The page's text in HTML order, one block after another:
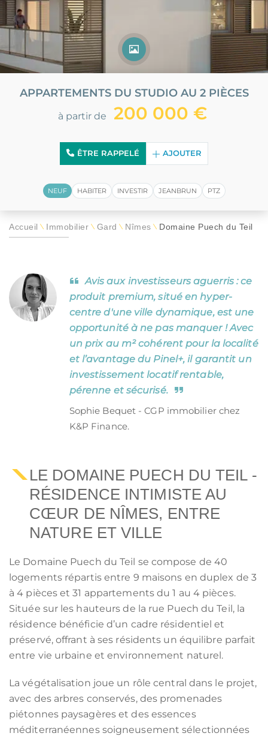
APPARTEMENTS DU STUDIO AU 2 PIÈCES
à partir de 200 000 €
ÊTRE RAPPELÉ AJOUTER
NEUF HABITER INVESTIR JEANBRUN PTZ
Accueil \ Immobilier \ Gard \ Nîmes \ Domaine Puech du Teil
Avis aux investisseurs aguerris : ce
produit premium, situé en hyper-
centre d'une ville dynamique, est une
opportunité à ne pas manquer ! Avec
un prix au m² cohérent pour la localité
et l’avantage du Pinel+, il garantit un
investissement locatif rentable,
pérenne et sécurisé.
Sophie Bequet - CGP immobilier chez
K&P Finance.
LE DOMAINE PUECH DU TEIL -
RÉSIDENCE INTIMISTE AU
CŒUR DE NÎMES, ENTRE
NATURE ET VILLE
Le Domaine Puech du Teil se compose de 40
logements répartis entre 9 maisons en duplex de 3
à 4 pièces et 31 appartements du 1 au 4 pièces.
Située sur les hauteurs de la rue Puech du Teil, la
résidence bénéficie d’un cadre résidentiel et
préservé, offrant à ses résidents un équilibre parfait
entre vie urbaine et environnement naturel.
La végétalisation joue un rôle central dans le projet,
avec des arbres conservés, des promenades
piétonnes paysagères et des essences
méditerranéennes soigneusement sélectionnées